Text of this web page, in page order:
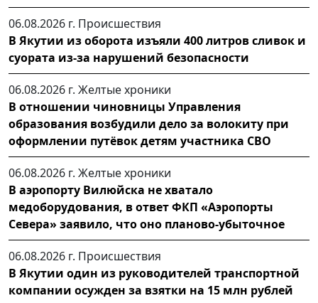
06.08.2026 г. Происшествия
В Якутии из оборота изъяли 400 литров сливок и
суората из-за нарушений безопасности
06.08.2026 г. Желтые хроники
В отношении чиновницы Управления
образования возбудили дело за волокиту при
оформлении путёвок детям участника СВО
06.08.2026 г. Желтые хроники
В аэропорту Вилюйска не хватало
медоборудования, в ответ ФКП «Аэропорты
Севера» заявило, что оно планово-убыточное
06.08.2026 г. Происшествия
В Якутии один из руководителей транспортной
компании осужден за взятки на 15 млн рублей